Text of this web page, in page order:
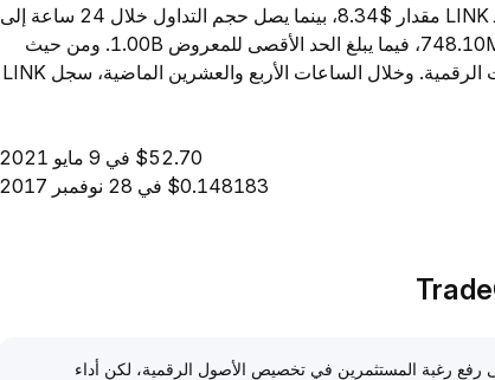
الساعات الأربع والعشرين الماضية. ويبلغ السعر الحالي لـ LINK مقدار $8.34، بينما يصل حجم التداول خلال 24 ساعة إلى
$158.88M. ويبلغ المعروض المتداول من LINK مقدار 748.10M، فيما يبلغ الحد الأقصى للمعروض 1.00B. ومن حيث
القيمة السوقية، تحتل LINK المرتبة 19 بين جميع العملات الرقمية. وخلال الساعات الأربع والعشرين الماضية، سجل LINK
$52.70 في 9 مايو 2021
$0.148183 في 28 نوفمبر 2017
رغبة المستثمرين في تخصيص الأصول الرقمية، لكن أداء